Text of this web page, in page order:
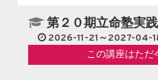
第２０期立命塾実
2026-11-21～2027-04-
この講座はただ